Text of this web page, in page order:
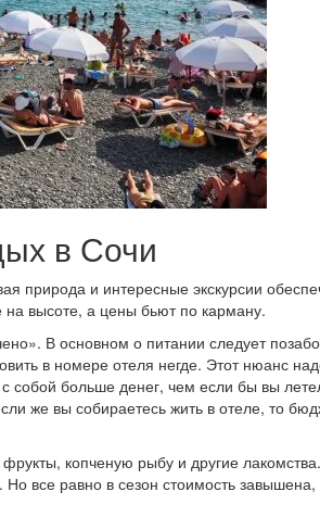
в Сочи
природа и интересные экскурсии
на высоте, а цены бьют по карману.
В основном о питании следует
в номере отеля негде. Этот нюанс
собой больше денег, чем если бы вы
же вы собираетесь жить в отеле, то
копченую рыбу и другие
все равно в сезон стоимость завышена,